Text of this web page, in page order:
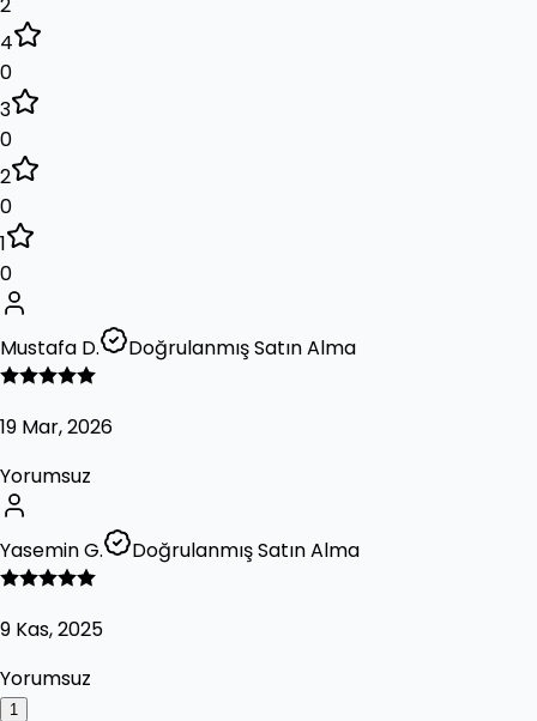
2
4
0
3
0
2
0
1
0
Mustafa D. Doğrulanmış Satın Alma
19 Mar, 2026
Yorumsuz
Yasemin G. Doğrulanmış Satın Alma
9 Kas, 2025
Yorumsuz
1